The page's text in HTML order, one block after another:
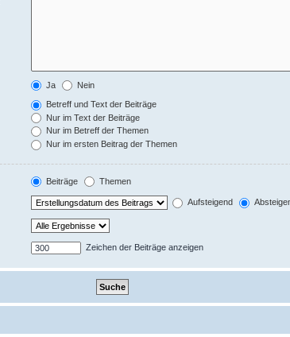
Ja Nein
Betreff und Text der Beiträge
Nur im Text der Beiträge
Nur im Betreff der Themen
Nur im ersten Beitrag der Themen
Beiträge Themen
Aufsteigend
Zeichen der Beiträge anzeigen